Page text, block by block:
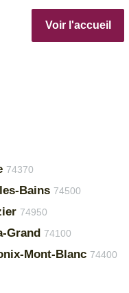
Voir l'accueil
74370
Bains 74500
74950
Grand 74100
Mont-Blanc 74400